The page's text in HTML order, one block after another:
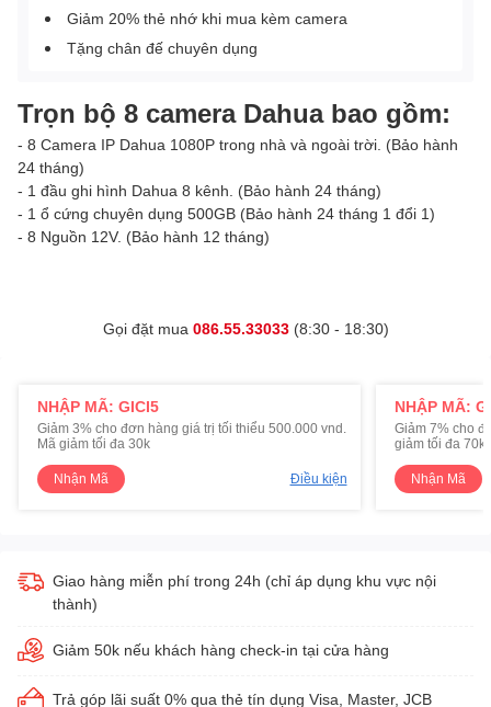
Giảm 20% thẻ nhớ khi mua kèm camera
Tặng chân đế chuyên dụng
Trọn bộ 8 camera Dahua bao gồm:
- 8 Camera IP Dahua 1080P trong nhà và ngoài trời. (Bảo hành
24 tháng)
- 1 đầu ghi hình Dahua 8 kênh. (Bảo hành 24 tháng)
- 1 ổ cứng chuyên dụng 500GB (Bảo hành 24 tháng 1 đổi 1)
- 8 Nguồn 12V. (Bảo hành 12 tháng)
Gọi đặt mua 086.55.33033(8:30 - 18:30)
NHẬP MÃ: GICI5
Giảm 3% cho đơn hàng giá trị tối thiểu 500.000 vnd.
Mã giảm tối đa 30k
Nhận Mã Điều kiện
NHẬP MÃ:
Giảm 7% cho
giảm tối đa 70k
Nhận Mã
Giao hàng miễn phí trong 24h (chỉ áp dụng khu vực nội
thành)
Giảm 50k nếu khách hàng check-in tại cửa hàng
Trả góp lãi suất 0% qua thẻ tín dụng Visa, Master, JCB